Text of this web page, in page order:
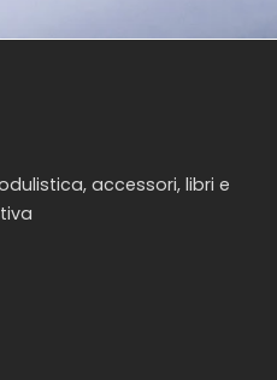
accessori, libri e